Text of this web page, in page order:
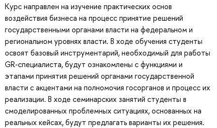
Курс направлен на изучение практических основ
воздействия бизнеса на процесс принятие решений
государственными органами власти на федеральном и
региональном уровнях власти. В ходе обучения студенты
освоят базовый инструментарий, необходимый для работы
GR-специалиста, будут ознакомлены с функциями и
этапами принятия решений органами государственной
власти с акцентами на полномочия госорганов и процесс их
реализации. В ходе семинарских занятий студенты в
смоделированных проблемных ситуациях, основанных на
реальных кейсах, будут предлагать варианты их решения.